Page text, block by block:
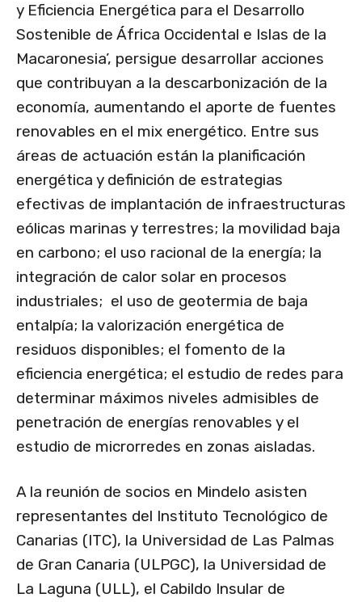
y Eficiencia Energética para el Desarrollo
Sostenible de África Occidental e Islas de la
Macaronesia’, persigue desarrollar acciones
que contribuyan a la descarbonización de la
economía, aumentando el aporte de fuentes
renovables en el mix energético. Entre sus
áreas de actuación están la planificación
energética y definición de estrategias
efectivas de implantación de infraestructuras
eólicas marinas y terrestres; la movilidad baja
en carbono; el uso racional de la energía; la
integración de calor solar en procesos
industriales; el uso de geotermia de baja
entalpía; la valorización energética de
residuos disponibles; el fomento de la
eficiencia energética; el estudio de redes para
determinar máximos niveles admisibles de
penetración de energías renovables y el
estudio de microrredes en zonas aisladas.
A la reunión de socios en Mindelo asisten
representantes del Instituto Tecnológico de
Canarias (ITC), la Universidad de Las Palmas
de Gran Canaria (ULPGC), la Universidad de
La Laguna (ULL), el Cabildo Insular de